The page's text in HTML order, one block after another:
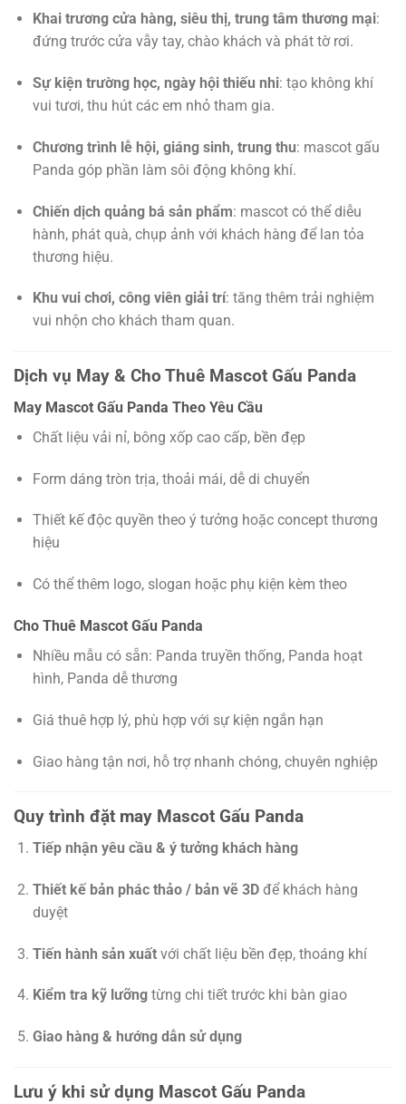
Khai trương cửa hàng, siêu thị, trung tâm thương mại:
đứng trước cửa vẫy tay, chào khách và phát tờ rơi.
Sự kiện trường học, ngày hội thiếu nhi: tạo không khí
vui tươi, thu hút các em nhỏ tham gia.
Chương trình lễ hội, giáng sinh, trung thu: mascot gấu
Panda góp phần làm sôi động không khí.
Chiến dịch quảng bá sản phẩm: mascot có thể diễu
hành, phát quà, chụp ảnh với khách hàng để lan tỏa
thương hiệu.
Khu vui chơi, công viên giải trí: tăng thêm trải nghiệm
vui nhộn cho khách tham quan.
Dịch vụ May & Cho Thuê Mascot Gấu Panda
May Mascot Gấu Panda Theo Yêu Cầu
Chất liệu vải nỉ, bông xốp cao cấp, bền đẹp
Form dáng tròn trịa, thoải mái, dễ di chuyển
Thiết kế độc quyền theo ý tưởng hoặc concept thương
hiệu
Có thể thêm logo, slogan hoặc phụ kiện kèm theo
Cho Thuê Mascot Gấu Panda
Nhiều mẫu có sẵn: Panda truyền thống, Panda hoạt
hình, Panda dễ thương
Giá thuê hợp lý, phù hợp với sự kiện ngắn hạn
Giao hàng tận nơi, hỗ trợ nhanh chóng, chuyên nghiệp
Quy trình đặt may Mascot Gấu Panda
Tiếp nhận yêu cầu & ý tưởng khách hàng
Thiết kế bản phác thảo / bản vẽ 3Dđể khách hàng
duyệt
Tiến hành sản xuấtvới chất liệu bền đẹp, thoáng khí
Kiểm tra kỹ lưỡngtừng chi tiết trước khi bàn giao
Giao hàng & hướng dẫn sử dụng
Lưu ý khi sử dụng Mascot Gấu Panda